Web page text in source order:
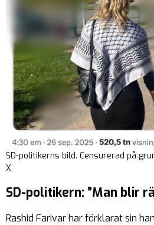
SD-politikerns bild. Censurerad på
X
SD-politikern: ”Man blir
Rashid Farivar har förklarat sin